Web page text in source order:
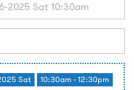
Sat 10:30am - 12:30pm